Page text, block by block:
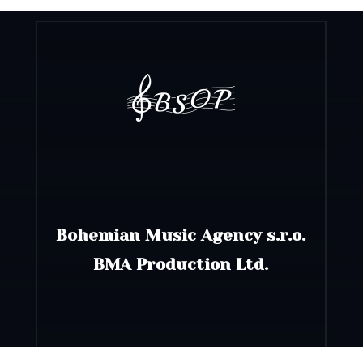
Bohemian Music Agency s.r.o.
BMA Production Ltd.